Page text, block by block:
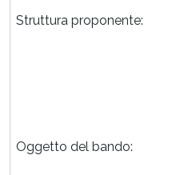
Struttura proponente:
Oggetto del bando: